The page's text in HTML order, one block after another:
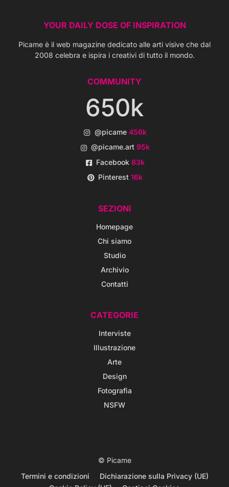
YOUR DAILY DOSE OF INSPIRATION
Picame è il web magazine dedicato alle arti visive che dal
2008 celebra e ispira i creativi di tutto il mondo.
COMMUNITY
650k
@picame 456k
@picame.art95k
Facebook83k
Pinterest16k
SEZIONI
Homepage
Chi siamo
Studio
Archivio
Contatti
CATEGORIE
Interviste
Illustrazione
Arte
Design
Fotografia
NSFW
© Picame
Termini e condizioni
Dichiarazione sulla Privacy (UE)